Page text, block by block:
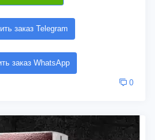
заказ Telegram
заказ WhatsApp
0